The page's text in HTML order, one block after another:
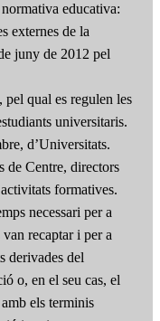
educativa:
externes de la
juny de 2012 pel
qual es regulen les
universitaris.
d’Universitats.
de Centre, directors
formatives.
necessari per a
recaptar i per a
derivades del
o, en el seu cas, el
els terminis